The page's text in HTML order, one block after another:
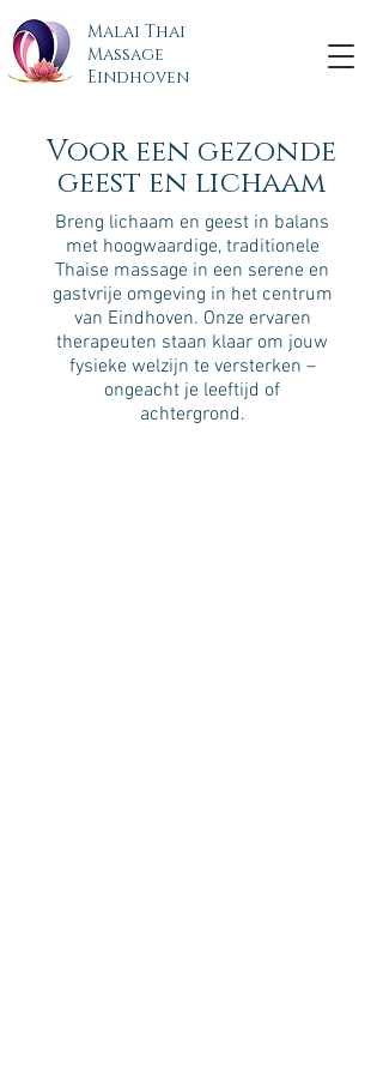
Malai Thai
Massage
Eindhoven
Vooreen gezonde
geest en lichaam
Breng lichaam en geest in balans
met hoogwaardige, traditionele
Thaise massage in een serene en
gastvrije omgeving in het centrum
van Eindhoven. Onze ervaren
therapeuten staan klaar om jouw
fysieke welzijn te versterken –
ongeacht je leeftijd of
achtergrond.